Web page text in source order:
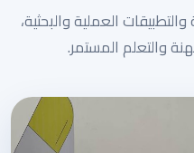
العملية والبحثية،
والتعلم المستمر.